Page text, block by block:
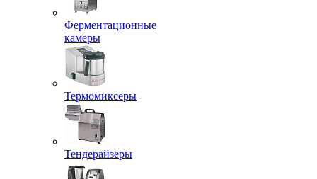
Ферментационные
камеры
Термомиксеры
Тендерайзеры